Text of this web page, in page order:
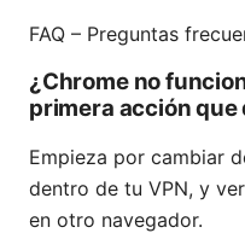
FAQ – Preguntas
¿Chrome no
primera acción que
Empieza por cambiar
dentro de tu VPN, y
en otro navegador.